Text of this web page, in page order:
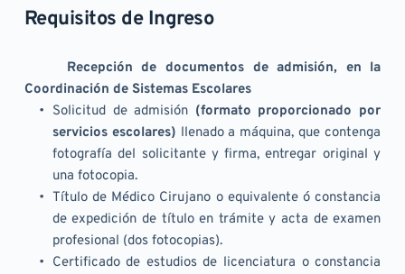
Requisitos de Ingreso
Recepción de documentos de admisión, en la
Coordinación de Sistemas Escolares
Solicitud de admisión (formato proporcionado por
servicios escolares) llenado a máquina, que contenga
fotografía del solicitante y firma, entregar original y
una fotocopia.
Título de Médico Cirujano o equivalente ó constancia
de expedición de título en trámite y acta de examen
profesional (dos fotocopias).
Certificado de estudios de licenciatura o constancia